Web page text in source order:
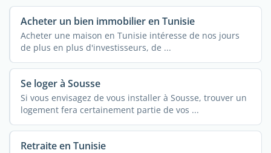
Acheter un bien immobilier en Tunisie
Acheter une maison en Tunisie intéresse de nos jours
de plus en plus d'investisseurs, de ...
Se loger à Sousse
Si vous envisagez de vous installer à Sousse, trouver un
logement fera certainement partie de vos ...
Retraite en Tunisie